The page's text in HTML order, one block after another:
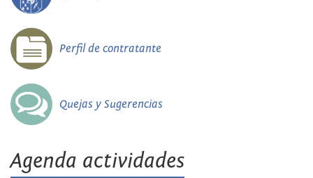
Perfil de contratante
Quejas y Sugerencias
Agenda actividades